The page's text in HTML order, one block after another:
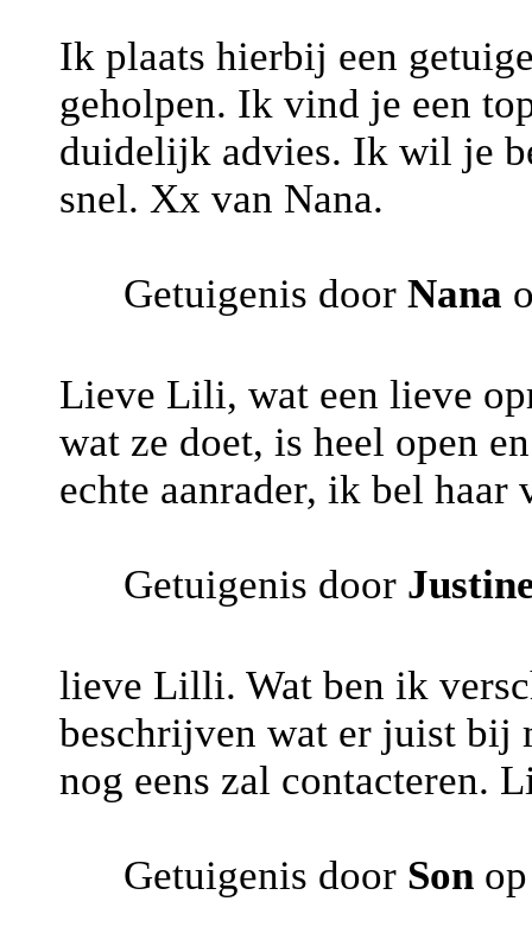
Ik plaats hierbij een
geholpen. Ik vind je een
duidelijk advies. Ik wil je
snel. Xx van Nana.
Getuigenis door Nana
Lieve Lili, wat een lieve
wat ze doet, is heel open
echte aanrader, ik bel
Getuigenis door
lieve Lilli. Wat ben ik
beschrijven wat er juist bij
nog eens zal contacteren.
Getuigenis door Son